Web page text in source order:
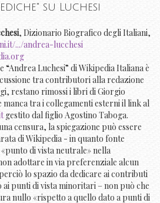
su Luchesi
, Dizionario Biografico degli Italiani,
.../andrea-lucchesi
“Andrea Luchesi” di Wikipedia Italiana è
tra contributori alla redazione
restano rimossi i libri di Giorgio
tra i collegamenti esterni il link al
gestito dal figlio Agostino Taboga.
censura, la spiegazione può essere
di Wikipedia - in quanto fonte
di vista neutrale» nella
adottare in via preferenziale alcun
lo spazio da dedicare ai contributi
punti di vista minoritari – non può che
nullo «rispetto a quello dato a punti di